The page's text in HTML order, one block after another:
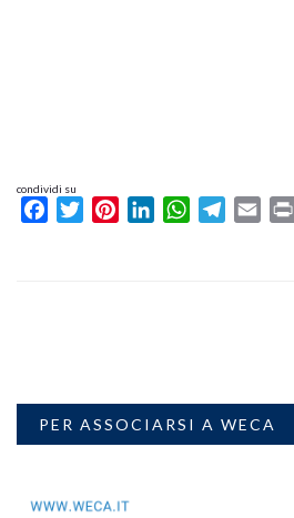
condividi su
FacebookTwitterPinterestLinkedInWhatsAppTelegram
Email
PER ASSOCIARSI A WECA